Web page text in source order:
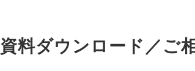
資料ダウンロード／ご